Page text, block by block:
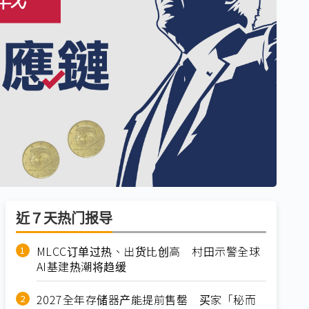
近７天热门报导
MLCC订单过热、出货比创高 村田示警全球
AI基建热潮将趋缓
2027全年存储器产能提前售罄 买家「秘而